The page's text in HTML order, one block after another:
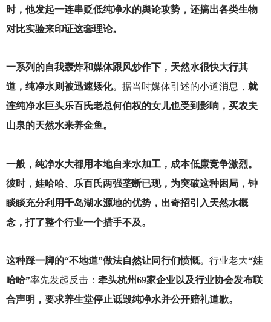
时，他发起一连串贬低纯净水的舆论攻势，还搞出各类生物
对比实验来印证这套理论。
一系列的自我轰炸和媒体跟风炒作下，天然水很快大行其
道，纯净水则被迅速矮化。 据当时媒体引述的小道消息， 就
连纯净水巨头乐百氏老总何伯权的女儿也受到影响，买农夫
山泉的天然水来养金鱼。
一般，纯净水大都用本地自来水加工，成本低廉竞争激烈。
彼时，娃哈哈、乐百氏两强垄断已现，为突破这种困局，钟
睒睒充分利用千岛湖水源地的优势，出奇招引入天然水概
念，打了整个行业一个措手不及。
这种踩一脚的“不地道”做法自然让同行们愤慨。 行业老大“娃
哈哈”率先发起反击： 牵头杭州69家企业以及行业协会发布联
合声明，要求养生堂停止诋毁纯净水并公开赔礼道歉。